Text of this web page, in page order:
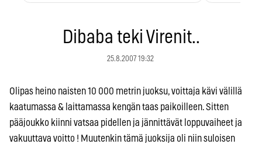
Dibaba teki Virenit..
25.8.2007 19:32
Olipas heino naisten 10 000 metrin juoksu, voittaja kävi välillä
kaatumassa & laittamassa kengän taas paikoilleen. Sitten
pääjoukko kiinni vatsaa pidellen ja jännittävät loppuvaiheet ja
vakuuttava voitto ! Muutenkin tämä juoksija oli niin suloisen